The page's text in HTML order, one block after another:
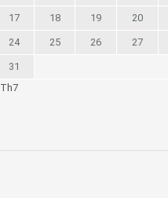
17 18 19 20
24 25 26 27
31